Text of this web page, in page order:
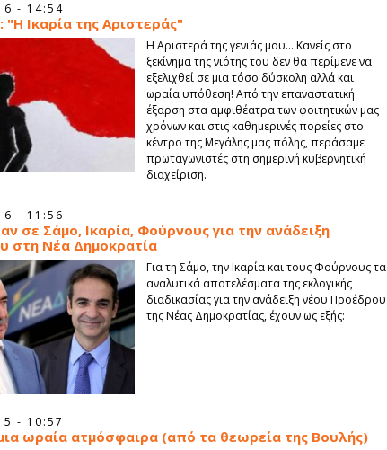
- 14:54
Ικαρία της Αριστεράς"
Η Αριστερά της γενιάς μου... Κανείς στο
ξεκίνημα της νιότης του δεν θα περίμενε να
εξελιχθεί σε μια τόσο δύσκολη αλλά και
ωραία υπόθεση! Από την επαναστατική
έξαρση στα αμφιθέατρα των φοιτητικών μας
χρόνων και στις καθημερινές πορείες στο
κέντρο της Μεγάλης μας πόλης, περάσαμε
πρωταγωνιστές στη σημερινή κυβερνητική
διαχείριση.
- 11:56
σε Σάμο, Ικαρία, Φούρνους για την ανάδειξη
στη Νέα Δημοκρατία
Για τη Σάμο, την Ικαρία και τους Φούρνους τα
αναλυτικά αποτελέσματα της εκλογικής
διαδικασίας για την ανάδειξη νέου Προέδρου
της Νέας Δημοκρατίας, έχουν ως εξής:
- 10:57
ωραία ατμόσφαιρα (από τα θεωρεία της Βουλής)